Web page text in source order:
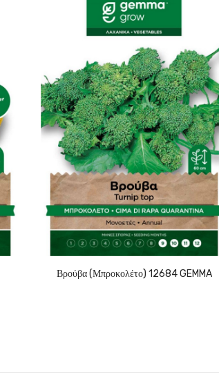
Βρούβα (Μπροκολέτο) 12684 GEMMA